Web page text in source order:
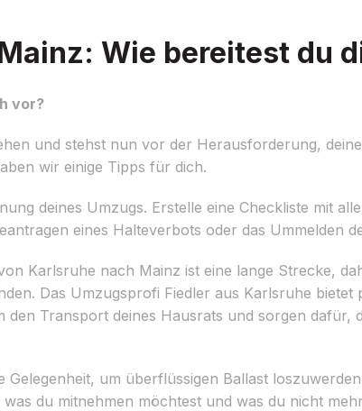
Wie bereitest du
vor?
und stehst nun vor der Herausforderung,
wir einige Tipps für dich.
deines Umzugs. Erstelle eine Checkliste mit
eines Halteverbots oder das Ummelden
Karlsruhe nach Mainz ist eine lange Strecke,
Das Umzugsprofi Fiedler aus Karlsruhe bietet
Transport deines Hausrats und sorgen dafür,
Gelegenheit, um überflüssigen Ballast
du mitnehmen möchtest und was du nicht